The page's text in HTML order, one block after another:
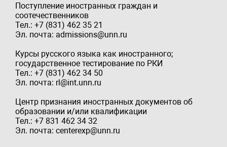
Поступление иностранных граждан и
соотечественников
Тел.: +7 (831) 462 35 21
Эл. почта: admissions@unn.ru
Курсы русского языка как иностранного;
государственное тестирование по РКИ
Тел.: +7 (831) 462 34 50
Эл. почта: rl@int.unn.ru
Центр признания иностранных документов об
образовании и/или квалификации
Тел.: +7 831 462 34 32
Эл. почта: centerexp@unn.ru